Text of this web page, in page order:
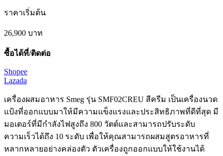
ราคาเริ่มต้น
26,900 บาท
ซื้อได้ที่/ติดต่อ
Shopee
Lazada
เครื่องผสมอาหาร Smeg รุ่น SMF02CREU สีครีม เป็นเครื่องนวด
แป้งที่ออกแบบมาให้มีความแข็งแรงและประสิทธิภาพที่ดีที่สุด มี
มอเตอร์ที่มีกำลังไฟสูงถึง 800 วัตต์และสามารถปรับระดับ
ความเร็วได้ถึง 10 ระดับ เพื่อให้คุณสามารถผสมสูตรอาหารที่
หลากหลายอย่างคล่องตัว ตัวเครื่องถูกออกแบบให้ใช้งานได้